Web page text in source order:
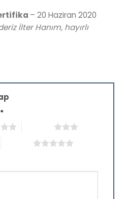
– 20 Haziran 2020
İlter Hanım, hayırlı
*